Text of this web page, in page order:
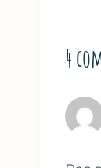
4